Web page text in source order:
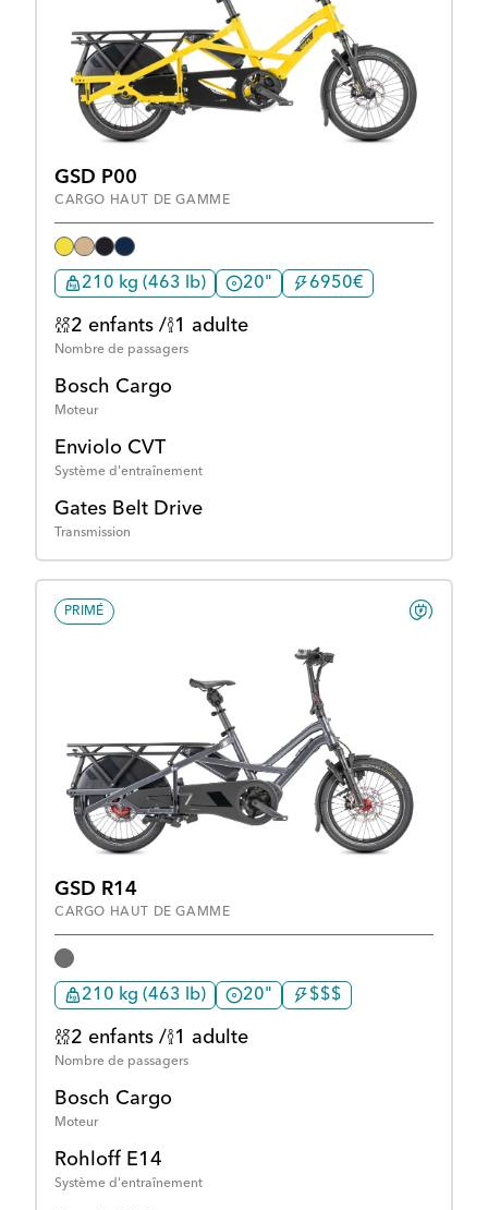
GSD P00
CARGO HAUT DE GAMME
210 kg (463 lb) 20" 6950€
2 enfants / 1 adulte
Nombre de passagers
Bosch Cargo
Moteur
Enviolo CVT
Système d'entraînement
Gates Belt Drive
Transmission
PRIMÉ
GSD R14
CARGO HAUT DE GAMME
210 kg (463 lb) 20" $$$
2 enfants / 1 adulte
Nombre de passagers
Bosch Cargo
Moteur
Rohloff E14
Système d'entraînement